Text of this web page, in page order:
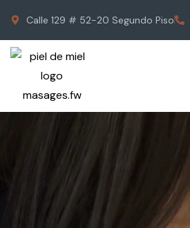
Calle 129 # 52-20 Segundo Piso